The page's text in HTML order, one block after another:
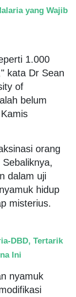
yang Wajib
1.000
kata Dr Sean
of
belum
orang
dalam uji
hidup
misterius.
DBD, Tertarik
Ini
nyamuk